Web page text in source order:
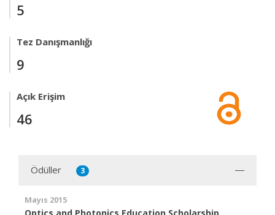
5
Tez Danışmanlığı
9
Açık Erişim
46
Ödüller 3
Mayıs 2015